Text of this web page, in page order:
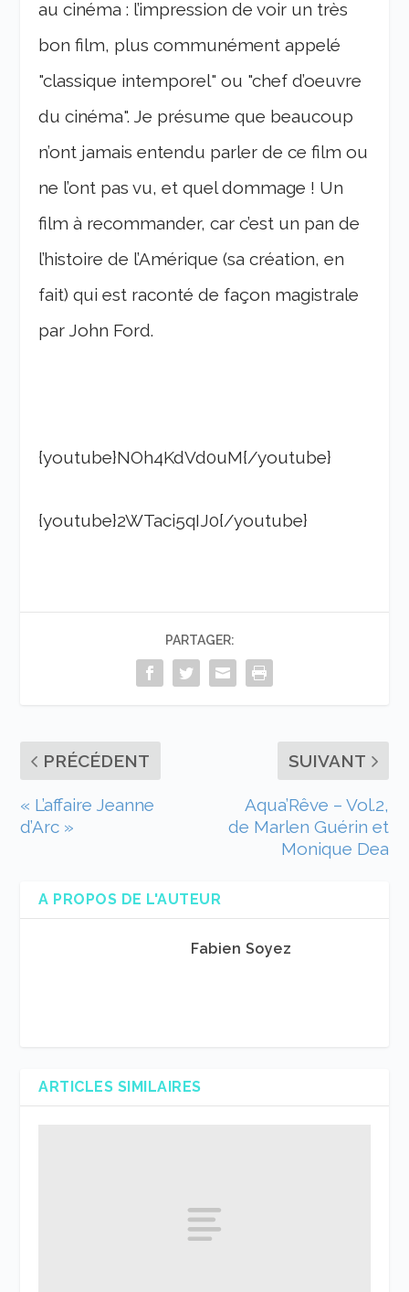
au cinéma : l’impression de voir un très
bon film, plus communément appelé
"classique intemporel" ou "chef d’oeuvre
du cinéma". Je présume que beaucoup
n’ont jamais entendu parler de ce film ou
ne l’ont pas vu, et quel dommage ! Un
film à recommander, car c’est un pan de
l’histoire de l’Amérique (sa création, en
fait) qui est raconté de façon magistrale
par John Ford.
{youtube}NOh4KdVd0uM{/youtube}
{youtube}2WTaci5qIJ0{/youtube}
PARTAGER:
PRÉCÉDENT
« L’affaire Jeanne
d’Arc »
SUIVANT
Aqua’Rêve – Vol.2,
de Marlen Guérin et
Monique Dea
A PROPOS DE L'AUTEUR
Fabien Soyez
ARTICLES SIMILAIRES